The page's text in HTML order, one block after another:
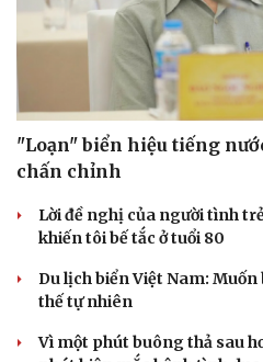
"Loạn" biển hiệu tiếng
chấn chỉnh
Lời đề nghị của người tình
khiến tôi bế tắc ở tuổi 80
Du lịch biển Việt Nam:
thế tự nhiên
Vì một phút buông thả sau